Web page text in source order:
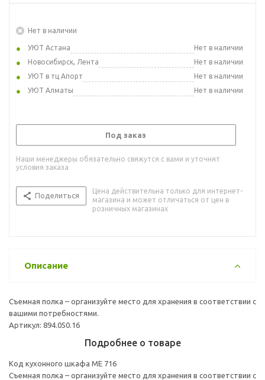
Нет в наличии
УЮТ Астана
Нет в наличии
Новосибирск, Лента
Нет в наличии
УЮТ в тц Апорт
Нет в наличии
УЮТ Алматы
Нет в наличии
Под заказ
Наши менеджеры обязательно свяжутся с вами и уточнят
условия заказа
Поделиться
Цена действительна только для интернет-
магазина и может отличаться от цен в
розничных магазинах
Описание
Съемная полка – организуйте место для хранения в соответствии с
вашими потребностями.
Артикул: 894.050.16
Подробнее о товаре
Код кухонного шкафа ME 716
Съемная полка – организуйте место для хранения в соответствии с